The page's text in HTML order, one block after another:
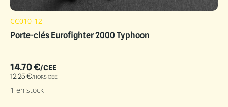
CC010-12
Porte-clés Eurofighter 2000 Typhoon
14.70€/CEE
12.25€/HORS CEE
1 en stock